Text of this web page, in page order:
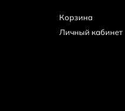
Корзина
Личный кабинет